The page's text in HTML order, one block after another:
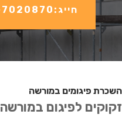
חייג:073-7020870
השכרת פיגומים במורשה
זקוקים לפיגום במורשה